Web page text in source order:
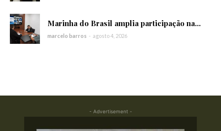
Marinha do Brasil amplia participação na...
marcelo barros - agosto 4, 2026
- Advertisement -